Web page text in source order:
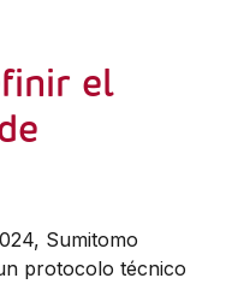
Uruguay
Venezuela
el
Sumitomo
protocolo técnico